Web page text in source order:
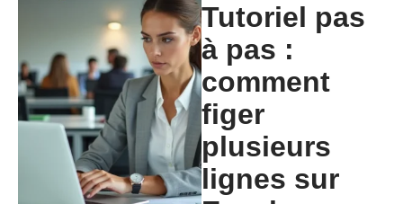
Tutoriel pas
à pas :
comment
figer
plusieurs
lignes sur